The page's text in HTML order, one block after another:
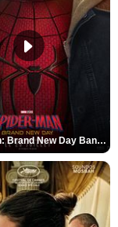
Spider-Man: Brand New Day Bande-annonce VO STFR